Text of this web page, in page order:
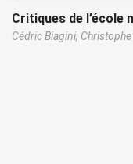
Critiques de l’école
Cédric Biagini, Christophe